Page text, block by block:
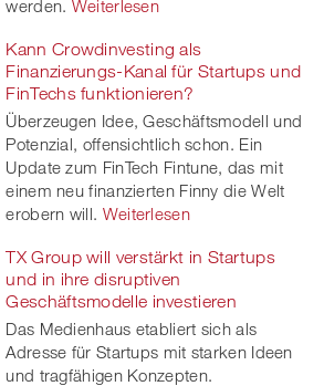
werden. Weiterlesen
Kann Crowdinvesting als
Finanzierungs-Kanal für Startups und
FinTechs funktionieren?
Überzeugen Idee, Geschäftsmodell und
Potenzial, offensichtlich schon. Ein
Update zum FinTech Fintune, das mit
einem neu finanzierten Finny die Welt
erobern will. Weiterlesen
TX Group will verstärkt in Startups
und in ihre disruptiven
Geschäftsmodelle investieren
Das Medienhaus etabliert sich als
Adresse für Startups mit starken Ideen
und tragfähigen Konzepten.